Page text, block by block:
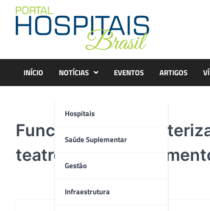
content
INÍCIO NOTÍCIAS
Hospitais
Saúde Suplementar
Gestão
Infraestrutura
EVENTOS ARTIGOS
Funcionários
teatro sobre